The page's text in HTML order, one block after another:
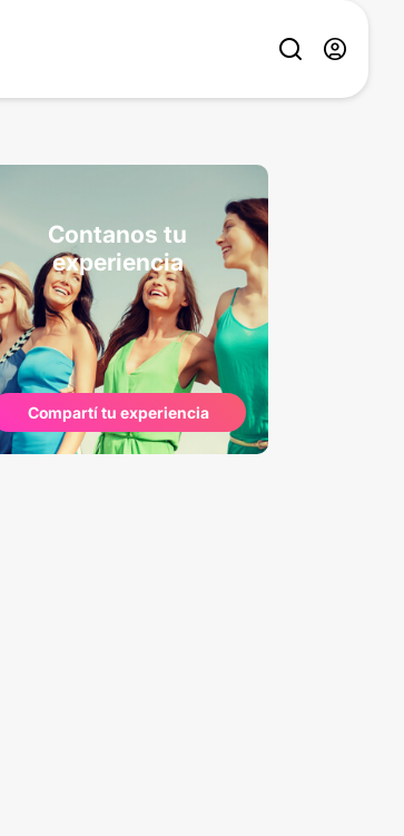
Contanos tu
experiencia
Compartí tu experiencia